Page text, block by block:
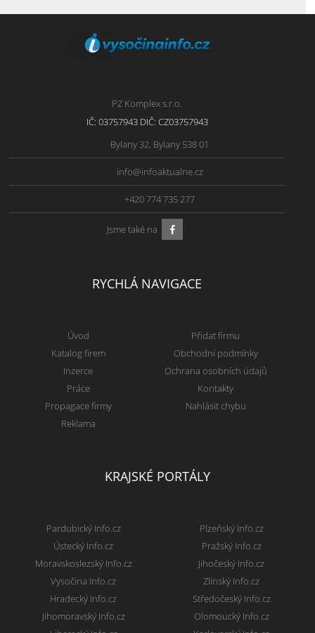
PZ Komplex s.r.o.
IČ: 03757943 DIČ: CZ03757943
Bylany 32, Bylany 538 01
info@infoaktualne.cz
+420 774 735 277
Jsme také na
RYCHLÁ NAVIGACE
Úvod
Katalog firem
Inzerce
Práce
Propagace firmy
Reklama
Přidat firmu
Obchodní podmínky
Ochrana osobních údajů
Kontakty
Nahlásit chybu
KRAJSKÉ PORTÁLY
Pardubický Info.cz
Ústecký Info.cz
Moravskoslezský Info.cz
Vysočina Info.cz
Hradecký Info.cz
Jihomoravský Info.cz
Plzeňský Info.cz
Pražský Info.cz
Jihočeský Info.cz
Zlínský Info.cz
Středočeský Info.cz
Olomoucký Info.cz